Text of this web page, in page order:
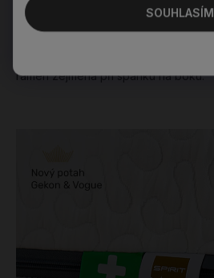
SOUHLASÍM
8 cm HR
studená pěna vyšší tuhosti
ramen zejména při spánku na boku.